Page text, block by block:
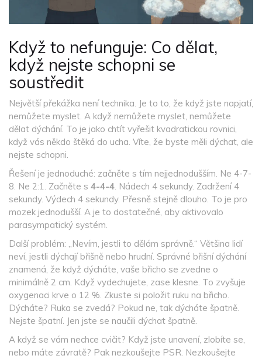
Když to nefunguje: Co dělat,
když nejste schopni se
soustředit
Největší překážka není technika. Je to to, že když jste napjatí,
nemůžete myslet. A když nemůžete myslet, nemůžete
dělat dýchání. To je jako chtít vyřešit kvadratickou rovnici,
když vás někdo štěká do ucha. Víte, že byste měli dýchat, ale
nejste schopni.
Řešení je jednoduché: začněte s tím nejjednodušším. Ne 4-7-
8. Ne 2:1. Začněte s 4-4-4. Nádech 4 sekundy. Zadržení 4
sekundy. Výdech 4 sekundy. Přesně stejně dlouho. To je pro
mozek jednodušší. A je to dostatečné, aby aktivovalo
parasympatický systém.
Další problém: „Nevím, jestli to dělám správně.“ Většina lidí
neví, jestli dýchají břišně nebo hrudní. Správné břišní dýchání
znamená, že když dýcháte, vaše břicho se zvedne o
minimálně 2 cm. Když vydechujete, zase klesne. To zvyšuje
oxygenaci krve o 12 %. Zkuste si položit ruku na břicho.
Dýcháte? Ruka se zvedá? Pokud ne, tak dýcháte špatně.
Nejste špatní. Jen jste se naučili dýchat špatně.
A když se vám nechce cvičit? Když jste unavení, zlobíte se,
nebo máte závratě? Pak nezkoušejte PSR. Nezkoušejte